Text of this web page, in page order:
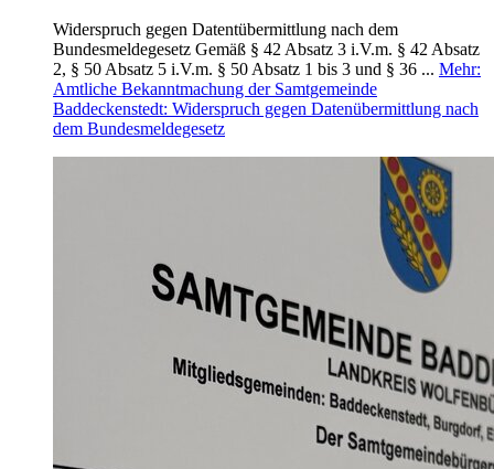
Widerspruch gegen Datentübermittlung nach dem
Bundesmeldegesetz Gemäß § 42 Absatz 3 i.V.m. § 42 Absatz
2, § 50 Absatz 5 i.V.m. § 50 Absatz 1 bis 3 und § 36 ... Mehr:
Amtliche Bekanntmachung der Samtgemeinde
Baddeckenstedt: Widerspruch gegen Datenübermittlung nach
dem Bundesmeldegesetz